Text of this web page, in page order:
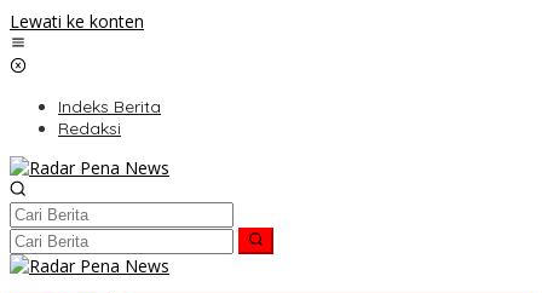
Lewati ke konten
Indeks Berita
Redaksi